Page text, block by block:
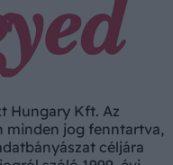
Hungary Kft. Az
minden jog fenntartva,
céljára